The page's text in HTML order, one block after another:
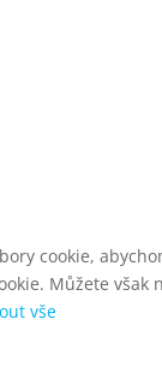
cookie,
Můžete
vše